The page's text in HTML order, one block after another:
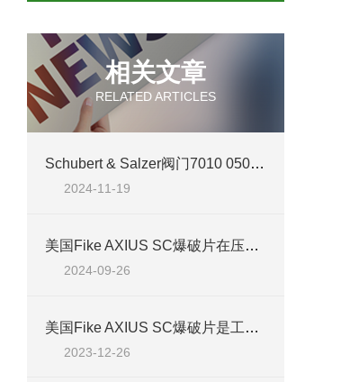
相关文章
RELATED ARTICLES
​Schubert & Salzer阀门7010 050V1H1307介绍
2024-11-19
美国Fike AXIUS SC爆破片在压力保护领域的新兴应用
2024-09-26
美国Fike AXIUS SC爆破片是工业安全的关键保障
2023-12-26